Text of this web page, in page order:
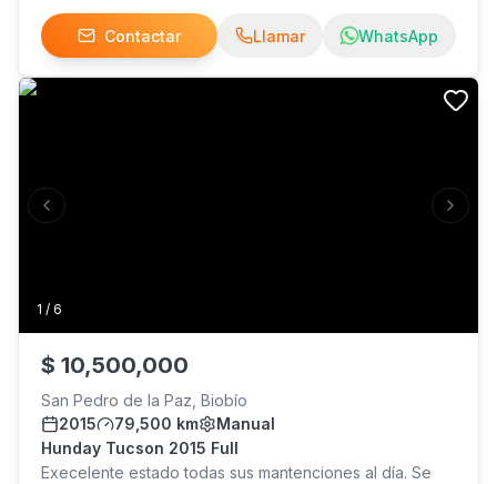
Contactar Llamar WhatsApp
1 / 6
Previous slide Next
$ 10,500,000
San Pedro de la Paz, Biobío
2015
79,500 km
Manual
Hunday Tucson 2015 Full
Execelente estado todas sus mantenciones al día. Se